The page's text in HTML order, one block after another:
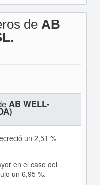
de AB
AB WELL-
un 2,51 %
en el caso del
un 6,95 %.